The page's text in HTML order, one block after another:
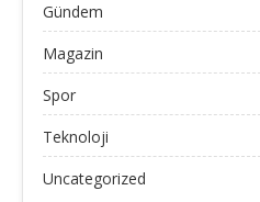
Gündem
Magazin
Spor
Teknoloji
Uncategorized